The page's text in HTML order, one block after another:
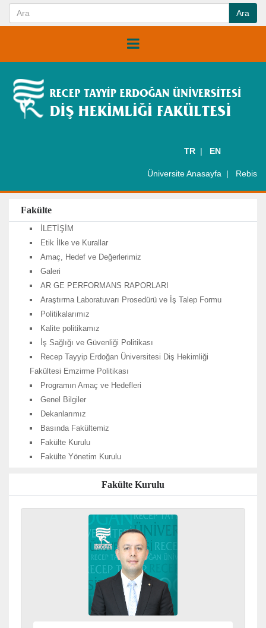
TR EN
Üniversite Anasayfa Rebis
Fakülte
İLETİŞİM
Etik İlke ve Kurallar
Amaç, Hedef ve Değerlerimiz
Galeri
AR GE PERFORMANS RAPORLARI
Araştırma Laboratuvarı Prosedürü ve İş Talep Formu
Politikalarımız
Kalite politikamız
İş Sağlığı ve Güvenliği Politikası
Recep Tayyip Erdoğan Üniversitesi Diş Hekimliği
Fakültesi Emzirme Politikası
Programın Amaç ve Hedefleri
Genel Bilgiler
Dekanlarımız
Basında Fakültemiz
Fakülte Kurulu
Fakülte Yönetim Kurulu
Fakülte Kurulu